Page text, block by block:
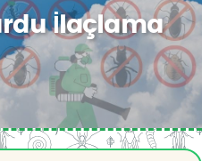
İlaçlama